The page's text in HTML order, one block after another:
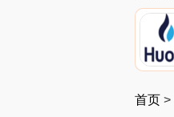
首页 >